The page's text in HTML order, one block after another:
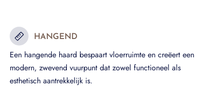
HANGEND
Een hangende haard bespaart vloerruimte en creëert een
modern, zwevend vuurpunt dat zowel functioneel als
esthetisch aantrekkelijk is.